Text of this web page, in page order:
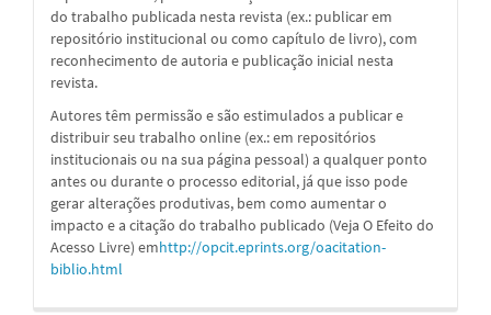
do trabalho publicada nesta revista (ex.: publicar em
repositório institucional ou como capítulo de livro), com
reconhecimento de autoria e publicação inicial nesta
revista.
Autores têm permissão e são estimulados a publicar e
distribuir seu trabalho online (ex.: em repositórios
institucionais ou na sua página pessoal) a qualquer ponto
antes ou durante o processo editorial, já que isso pode
gerar alterações produtivas, bem como aumentar o
impacto e a citação do trabalho publicado (Veja O Efeito do
Acesso Livre) emhttp://opcit.eprints.org/oacitation-
biblio.html